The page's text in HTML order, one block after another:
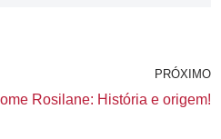
PRÓXIMO
Rosilane: História e origem!